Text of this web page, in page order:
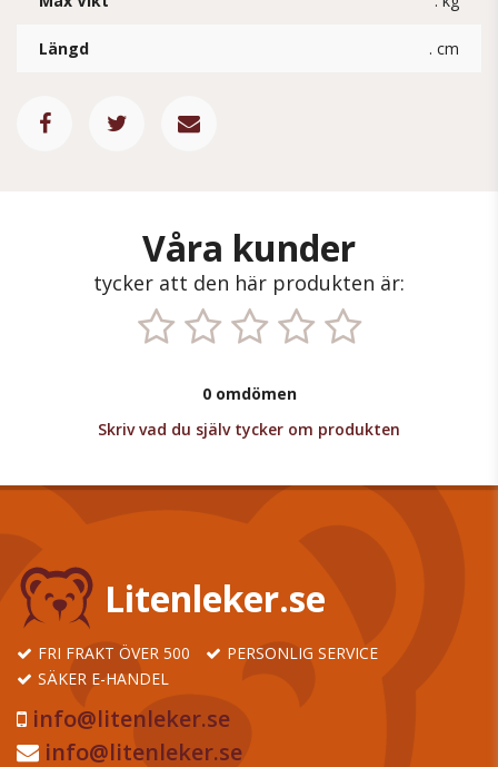
Längd . cm
Våra kunder
tycker att den här produkten är:
0 omdömen
Skriv vad du själv tycker om produkten
Litenleker.se
FRI FRAKT ÖVER 500
PERSONLIG SERVICE
SÄKER E-HANDEL
info@litenleker.se
info@litenleker.se